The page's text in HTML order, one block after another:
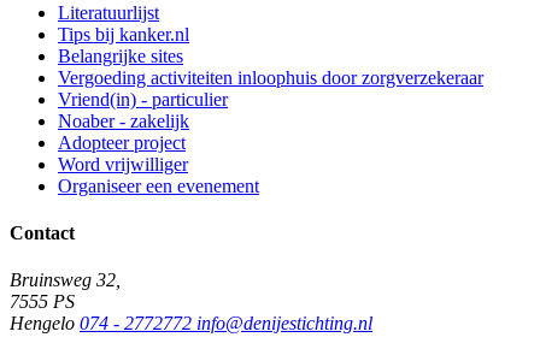
Literatuurlijst
Tips bij kanker.nl
Belangrijke sites
Vergoeding activiteiten inloophuis door zorgverzekeraar
Vriend(in) - particulier
Noaber - zakelijk
Adopteer project
Word vrijwilliger
Organiseer een evenement
Contact
Bruinsweg 32,
7555 PS
Hengelo 074 - 2772772 info@denijestichting.nl